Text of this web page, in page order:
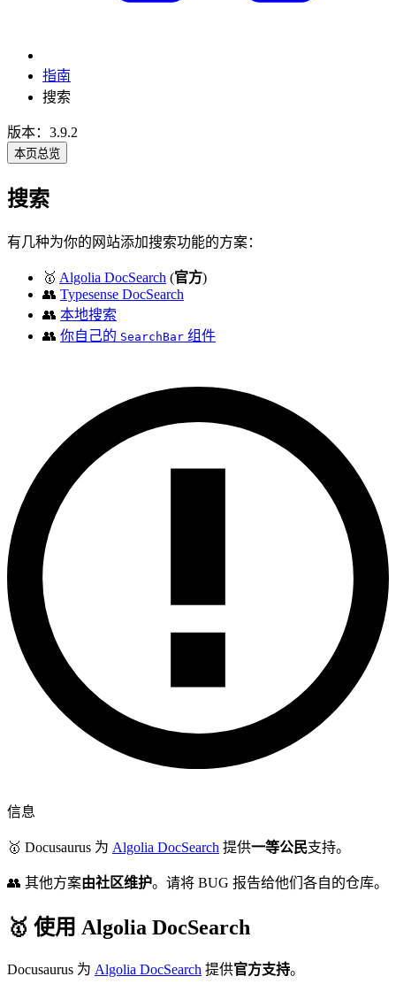
指南
搜索
版本：3.9.2
本页总览
搜索
有几种为你的网站添加搜索功能的方案：
🥇 Algolia DocSearch (官方)
👥 Typesense DocSearch
👥 本地搜索
👥 你自己的 SearchBar 组件
信息
🥇 Docusaurus 为 Algolia DocSearch 提供一等公民支持。
👥 其他方案由社区维护。请将 BUG 报告给他们各自的仓库。
🥇 使用 Algolia DocSearch
Docusaurus 为 Algolia DocSearch 提供官方支持。